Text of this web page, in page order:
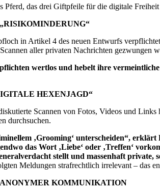
Pferd, das drei Giftpfeile für die digitale Freiheit
in Artikel 4 des neuen Entwurfs
aller privaten Nachrichten gezwungen
wertlos und hebelt ihre
HEXENJAGD“
Scannen von Fotos, Videos und
durchsuchen.
‚Grooming‘ unterscheiden“,
das Wort ‚Liebe‘ oder ‚Treffen‘
stellt und massenhaft private,
Meldungen strafrechtlich irrelevant – das
KOMMUNIKATION